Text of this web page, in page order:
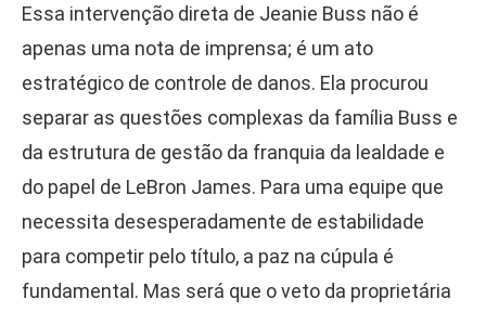
Essa intervenção direta de Jeanie Buss não é
apenas uma nota de imprensa; é um ato
estratégico de controle de danos. Ela procurou
separar as questões complexas da família Buss e
da estrutura de gestão da franquia da lealdade e
do papel de LeBron James. Para uma equipe que
necessita desesperadamente de estabilidade
para competir pelo título, a paz na cúpula é
fundamental. Mas será que o veto da proprietária